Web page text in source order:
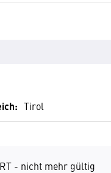
Tirol
- nicht mehr gültig